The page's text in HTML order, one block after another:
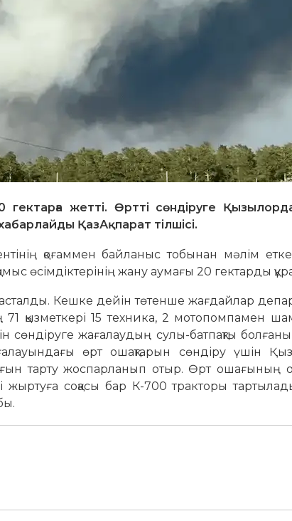
гектарға жетті. Өртті сөндіруге
ҚазАқпарат тілшісі.
қоғаммен байланыс тобынан мәлім
өсімдіктерінің жану аумағы 20 гектарды
Кешке дейін төтенше жағдайлар
71 қызметкері 15 техника, 2 мотопомпамен
сөндіруге жағалаудың сулы-батпақты болғаны
өрт ошақтарын сөндіру үшін
тарту жоспарланып отыр. Өрт ошағының
соқасы бар К-700 тракторы